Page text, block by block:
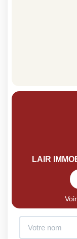
LAIR